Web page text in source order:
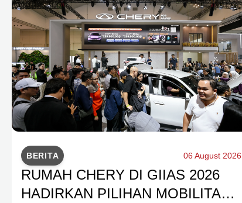
BERITA 06 August 2026
RUMAH CHERY DI GIIAS 2026
HADIRKAN PILIHAN MOBILITAS